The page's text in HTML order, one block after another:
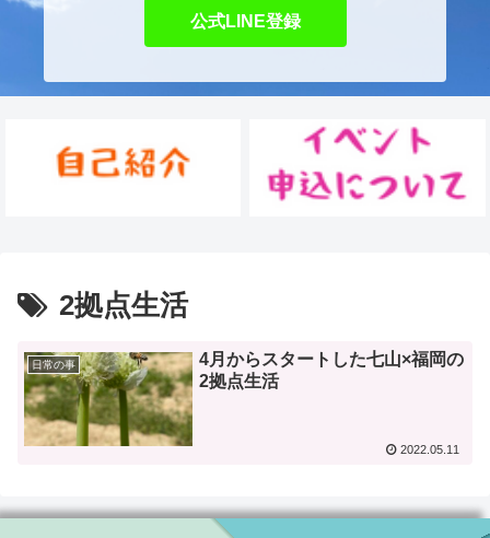
公式LINE登録
2拠点生活
日常の事
4月からスタートした七山×福岡の
2拠点生活
2022.05.11